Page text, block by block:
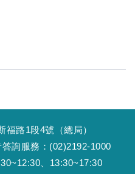
路1段4號（總局）
詢服務：(02)2192-1000
、13:30~17:30